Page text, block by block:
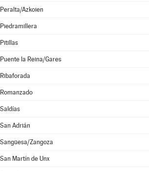
Peralta/Azkoien
Piedramillera
Pitillas
Puente la Reina/Gares
Ribaforada
Romanzado
Saldías
San Adrián
Sangüesa/Zangoza
San Martín de Unx